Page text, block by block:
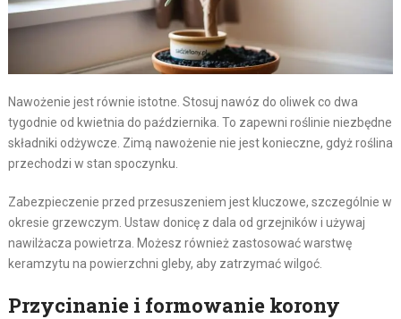
Nawożenie jest równie istotne. Stosuj nawóz do oliwek co dwa
tygodnie od kwietnia do października. To zapewni roślinie niezbędne
składniki odżywcze. Zimą nawożenie nie jest konieczne, gdyż roślina
przechodzi w stan spoczynku.
Zabezpieczenie przed przesuszeniem jest kluczowe, szczególnie w
okresie grzewczym. Ustaw donicę z dala od grzejników i używaj
nawilżacza powietrza. Możesz również zastosować warstwę
keramzytu na powierzchni gleby, aby zatrzymać wilgoć.
Przycinanie i formowanie korony